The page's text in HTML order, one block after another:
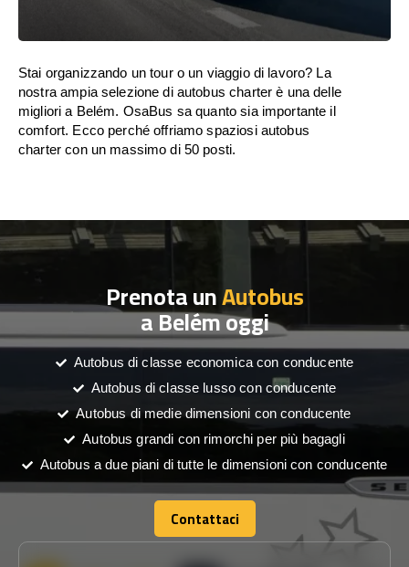
Stai organizzando un tour o un viaggio di lavoro? La
nostra ampia selezione di autobus charter è una delle
migliori a Belém. OsaBus sa quanto sia importante il
comfort. Ecco perché offriamo spaziosi autobus
charter con un massimo di 50 posti.
Prenota unAutobus
a Belém oggi
Autobus di classe economica con conducente
Autobus di classe lusso con conducente
Autobus di medie dimensioni con conducente
Autobus grandi con rimorchi per più bagagli
Autobus a due piani di tutte le dimensioni con conducente
Contattaci
Contattaci